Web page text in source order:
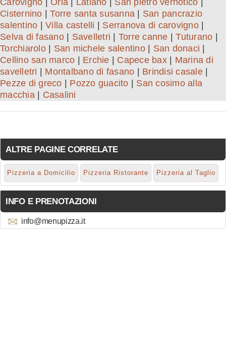
Carovigno Oria Latiano San pietro vernotico
Cisternino |Torre santa susanna
San pancrazio
salentino
Villa castelli Serranova di carovigno|
Selva di fasano| Savelletri Torre canne |Tuturano
Torchiarolo| San michele salentino| San donaci
Cellino san marco
Erchie Capece bax| Marina di
savelletri
Montalbano di fasano Brindisi casale|
Pezze di greco
Pozzo guacito
San cosimo alla
macchia| Casalini
ALTRE PAGINE CORRELATE
Pizzeria a Domicilio Pizzeria Ristorante Pizzeria al Taglio
INFO E PRENOTAZIONI
info@menupizza.it